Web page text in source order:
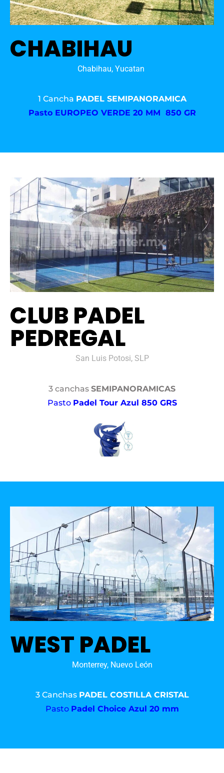
CHABIHAU
Chabihau, Yucatan
1 Cancha PADEL SEMIPANORAMICA
Pasto EUROPEO VERDE 20 MM 850 GR
CLUB PADEL
PEDREGAL
San Luis Potosi, SLP
3 canchas SEMIPANORAMICAS
Pasto Padel Tour Azul 850 GRS
WEST PADEL
Monterrey, Nuevo León
3 Canchas PADEL COSTILLA CRISTAL
Pasto Padel Choice Azul 20 mm